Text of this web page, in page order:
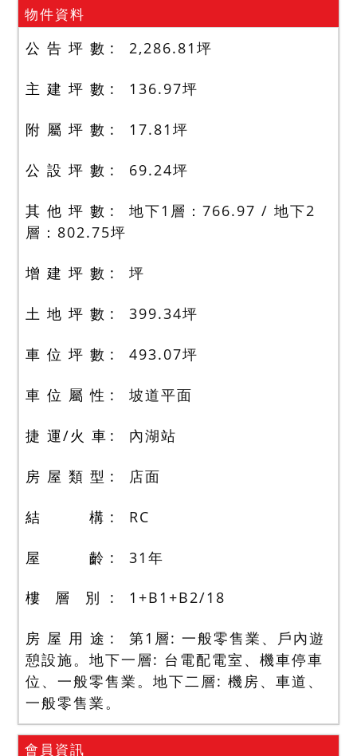
物件資料
公 告 坪 數 2,286.81 坪
主 建 坪 數 136.97坪
附 屬 坪 數 17.81 坪
公 設 坪 數 69.24坪
其 他 坪 數
地下1層：766.97 / 地下2
層：802.75坪
增 建 坪 數 坪
土 地 坪 數 399.34坪
車 位 坪 數 493.07坪
車 位 屬 性 坡道平面
捷 運/火 車 內湖站
房 屋 類 型 店面
結 構 RC
屋 齡 31 年
樓 層 別 1+B1+B2/18
房 屋 用 途
第1層: 一般零售業、戶內遊
憩設施。地下一層: 台電配電室、機車停車
位、一般零售業。地下二層: 機房、車道、
一般零售業。
會員資訊